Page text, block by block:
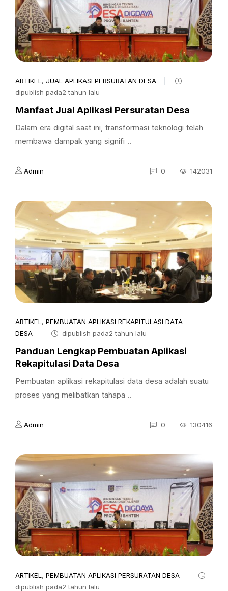
ARTIKEL , JUAL APLIKASI PERSURATAN DESA
dipublish pada2 tahun lalu
Manfaat Jual Aplikasi Persuratan Desa
Dalam era digital saat ini, transformasi teknologi telah
membawa dampak yang signifi ..
Admin 0 142031
ARTIKEL , PEMBUATAN APLIKASI REKAPITULASI DATA
DESA
dipublish pada2 tahun lalu
Panduan Lengkap Pembuatan Aplikasi
Rekapitulasi Data Desa
Pembuatan aplikasi rekapitulasi data desa adalah suatu
proses yang melibatkan tahapa ..
Admin 0 130416
ARTIKEL , PEMBUATAN APLIKASI PERSURATAN DESA
dipublish pada2 tahun lalu